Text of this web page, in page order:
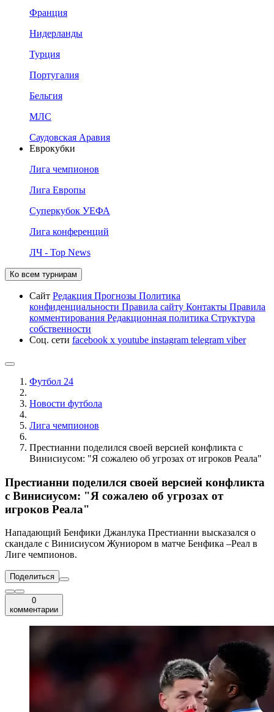
Франция
Нидерланды
Турция
Португалия
Бельгия
МЛС
Саудовская Аравия
Еврокубки
Лига чемпионов
Лига Европы
Суперкубок УЕФА
Лига конференций
ЛЧ - Top News
Ко всем турнирам
Сайт Редакция Прогнозы Политика
конфиденциальности Правила сайту Контакты Правила
комментирования Редакционная политика Структура
собственности
Соц. сети facebook x youtube instagram telegram viber
Футбол 24
Новости футбола
Лига чемпионов
Престианни поделился своей версией конфликта с
Винисиусом: "Я сожалею об угрозах от игроков Реала"
Престианни поделился своей версией конфликта
с Винисиусом: "Я сожалею об угрозах от
игроков Реала"
Нападающий Бенфики Джанлука Престианни высказался о
скандале с Винисиусом Жуниором в матче Бенфика –Реал в
Лиге чемпионов.
Поделиться
0
комментарии